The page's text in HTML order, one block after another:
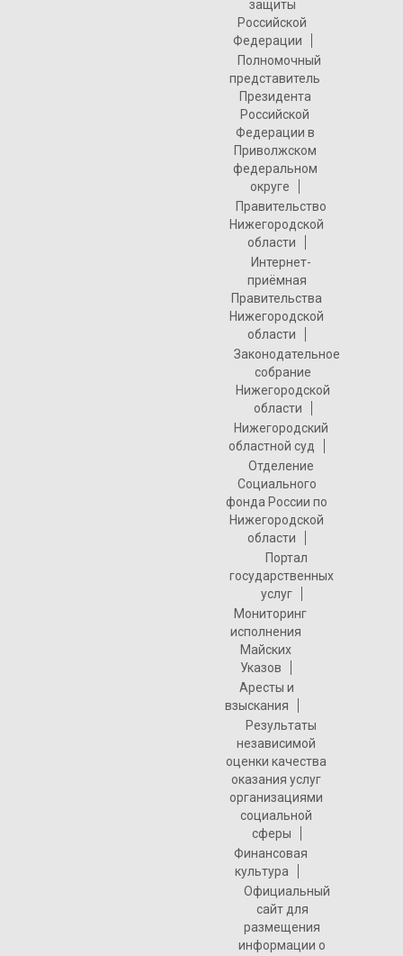
защиты
Российской
Федерации
Полномочный
представитель
Президента
Российской
Федерации в
Приволжском
федеральном
округе
Правительство
Нижегородской
области
Интернет-
приёмная
Правительства
Нижегородской
области
Законодательное
собрание
Нижегородской
области
Нижегородский
областной суд
Отделение
Социального
фонда России по
Нижегородской
области
Портал
государственных
услуг
Мониторинг
исполнения
Майских
Указов
Аресты и
взыскания
Результаты
независимой
оценки качества
оказания услуг
организациями
социальной
сферы
Финансовая
культура
Официальный
сайт для
размещения
информации о